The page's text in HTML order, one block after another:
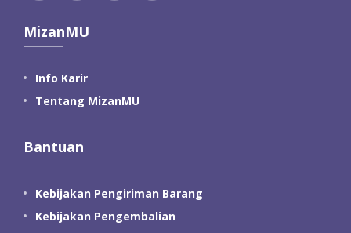
MizanMU
Info Karir
Tentang MizanMU
Bantuan
Kebijakan Pengiriman Barang
Kebijakan Pengembalian